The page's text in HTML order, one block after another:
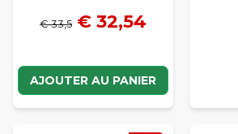
€ 33,5 € 32,54
AJOUTER AU PANIER